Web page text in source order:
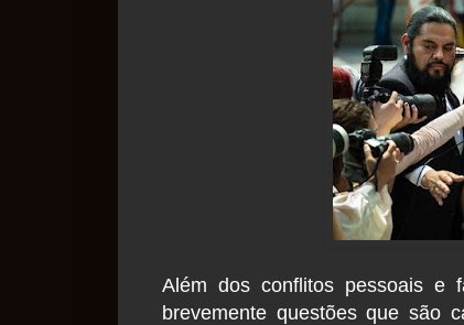
Além dos conflitos pessoais e
brevemente questões que são